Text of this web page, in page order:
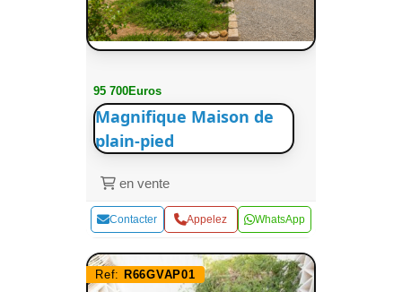
95 700Euros
Magnifique Maison de
plain-pied
en vente
Contacter Appelez WhatsApp
Ref: R66GVAP01